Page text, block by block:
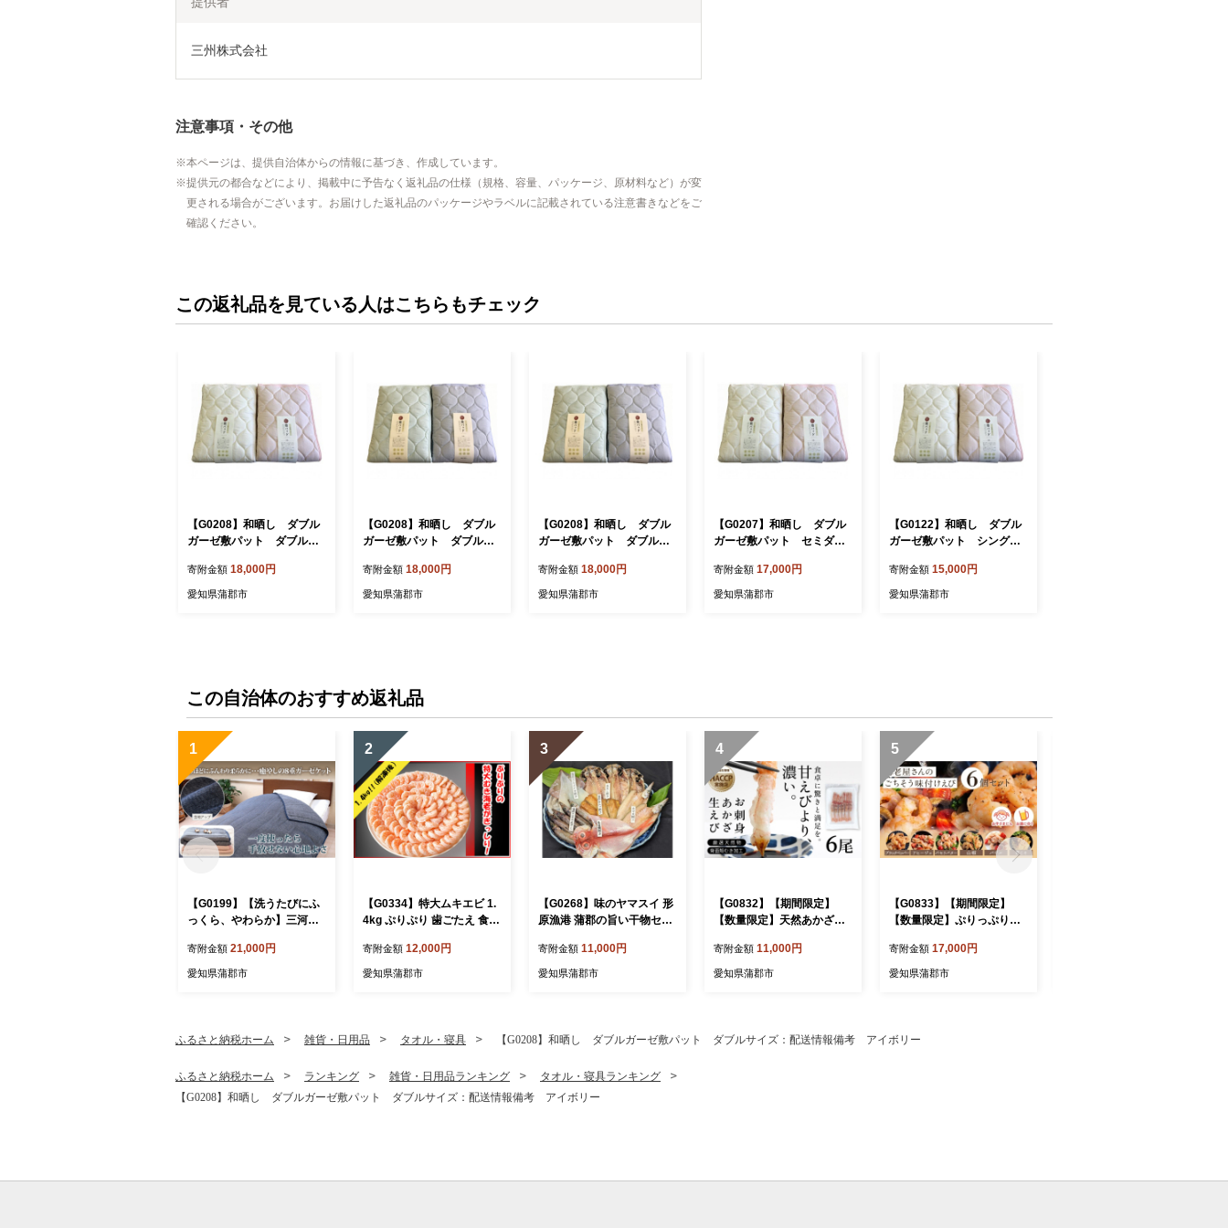
三州株式会社
注意事項・その他
本ページは、提供自治体からの情報に基づき、作成しています。
提供元の都合などにより、掲載中に予告なく返礼品の仕様（規格、容量、パッケージ、原材料など）が変
更される場合がございます。お届けした返礼品のパッケージやラベルに記載されている注意書きなどをご
確認ください。
この返礼品を見ている人はこちらもチェック
【G0208】和晒し ダブル
ガーゼ敷パット ダブルサ
ク
寄附金額 18,000円
愛知県蒲郡市
【G0208】和晒し ダブル
ガーゼ敷パット ダブルサ
ー
寄附金額 18,000円
愛知県蒲郡市
【G0208】和晒し ダブル
ガーゼ敷パット ダブルサ
ーン
寄附金額 18,000円
愛知県蒲郡市
【G0207】和晒し ダブル
ガーゼ敷パット セミダブ
アイボリー
寄附金額 17,000円
愛知県蒲郡市
【G0122】和晒し ダブル
ガーゼ敷パット シングル
イボリー
寄附金額 15,000円
愛知県蒲郡市
この自治体のおすすめ返礼品
1
【G0199】【洗うたびにふ
っくら、やわらか】三河木
グルサイズ：配送情報備
考 ブルー
寄附金額 21,000円
愛知県蒲郡市
2
【G0334】特大ムキエビ 1.
4kg ぷりぷり 歯ごたえ 食感
下ごしらえ済 バラ凍結 便利
エビチリ 八宝菜 チャーハン
寄附金額 12,000円
愛知県蒲郡市
3
【G0268】味のヤマスイ 形
原漁港 蒲郡の旨い干物セッ
い 干物 詰め合わせ するめ
いか かます にぎす あじ 金
寄附金額 11,000円
愛知県蒲郡市
4
【G0832】【期間限定】
【数量限定】天然あかざ海
老 アカザエビ 海老 エビ 天
然 冷凍 海鮮 刺身 お造り 寿
リプリ 甘み 旨味 鮮度抜群
寄附金額 11,000円
愛知県蒲郡市
5
【G0833】【期間限定】
【数量限定】ぷりっぷり味
エビ 冷凍 海鮮 海鮮丼 寿司
刺身 漬け丼 お取り寄せ グ
抜群 冷凍保存 お祝い
寄附金額 17,000円
愛知県蒲郡市
ふるさと納税ホーム 雑貨・日用品 タオル・寝具 【G0208】和晒し ダブルガーゼ敷パット ダブルサイズ：配送情報備考 アイボリー
ふるさと納税ホーム ランキング 雑貨・日用品ランキング
タオル・寝具ランキング
【G0208】和晒し ダブルガーゼ敷パット ダブルサイズ：配送情報備考 アイボリー